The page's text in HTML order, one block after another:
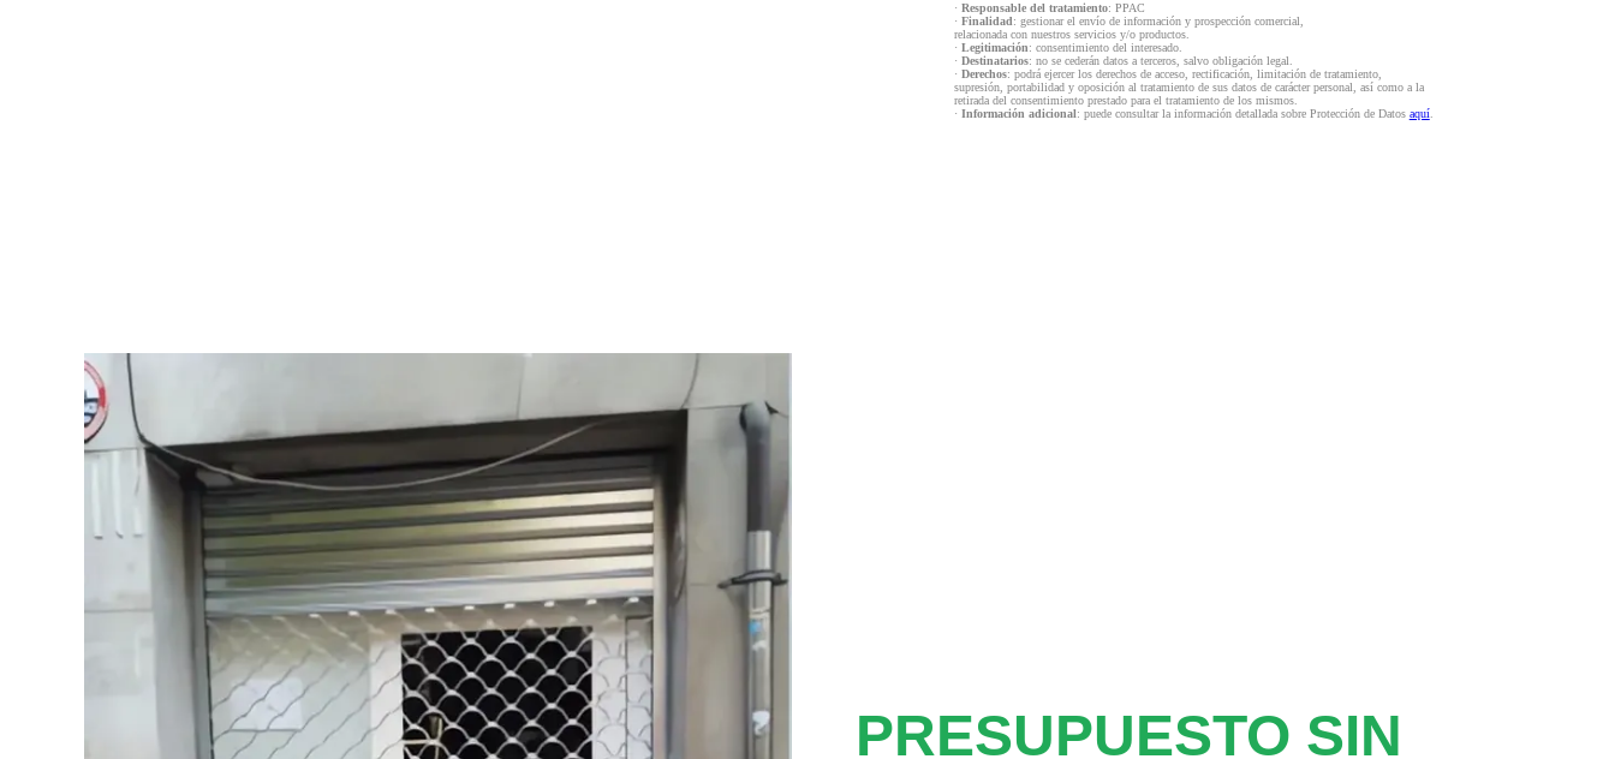
· Responsable del tratamiento: PPAC
· Finalidad: gestionar el envío de información y prospección comercial,
relacionada con nuestros servicios y/o productos.
· Legitimación: consentimiento del interesado.
· Destinatarios: no se cederán datos a terceros, salvo obligación legal.
· Derechos: podrá ejercer los derechos de acceso, rectificación, limitación de tratamiento,
supresión, portabilidad y oposición al tratamiento de sus datos de carácter personal, así como a la
retirada del consentimiento prestado para el tratamiento de los mismos.
· Información adicional: puede consultar la información detallada sobre Protección de Datos aquí.
PRESUPUESTO SIN